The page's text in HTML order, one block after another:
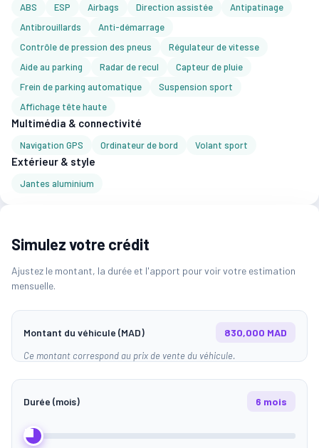
ABS ESP Airbags Direction assistée
Antipatinage
Antibrouillards
Anti-démarrage
Contrôle de pression des pneus
Régulateur de vitesse
Aide au parking
Radar de recul
Capteur de pluie
Frein de parking automatique
Suspension sport
Affichage tête haute
Multimédia & connectivité
Navigation GPS Ordinateur de bord Volant sport
Extérieur & style
Jantes aluminium
Simulez votre crédit
Ajustez le montant, la durée et l'apport pour voir votre estimation
mensuelle.
Montant du véhicule (MAD) 830,000 MAD
Ce montant correspond au prix de vente du véhicule.
Durée (mois) 6 mois